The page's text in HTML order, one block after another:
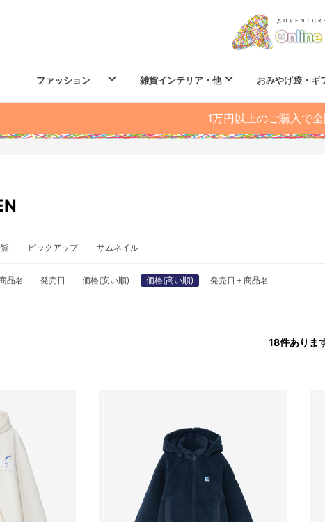
ファッション 雑貨インテリア・他 おみやげ袋・ギ
1万円以上のご購入で全
ピックアップ サムネイル
品名 発売日 価格(安い順) 価格(高い順) 発売日＋商品名
18件ありま